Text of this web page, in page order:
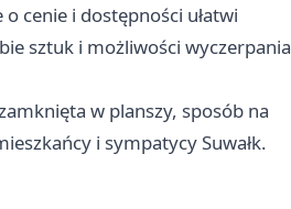
cenie i dostępności ułatwi
sztuk i możliwości wyczerpania
w planszy, sposób na
i sympatycy Suwałk.